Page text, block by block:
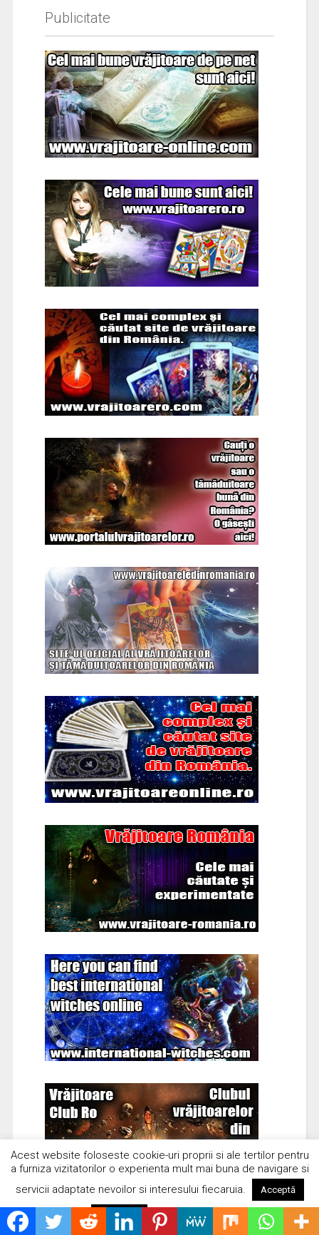
Publicitate
Acest website foloseste cookie-uri proprii si ale tertilor pentru
a furniza vizitatorilor o experienta mult mai buna de navigare si
servicii adaptate nevoilor si interesului fiecaruia.
Acceptă
Respinge Citește mai mult